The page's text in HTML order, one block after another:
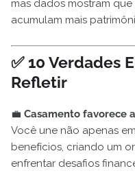
mas dados mostram
acumulam mais
✅ 10 Verdades
Refletir
💼 Casamento favorece
Você une não apenas
benefícios, criando um
enfrentar desafios